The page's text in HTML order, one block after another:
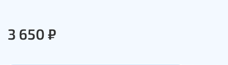
3 650 ₽